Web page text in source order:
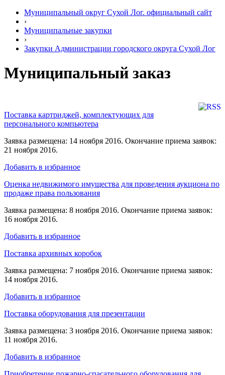
Муниципальный округ Сухой Лог. официальный сайт
›
Муниципальные закупки
›
Закупки Администрации городского округа Сухой Лог
Муниципальный заказ
Поставка картриджей, комплектующих для
персонального компьютера
Заявка размещена: 14 ноября 2016. Окончание приема заявок:
21 ноября 2016.
Добавить в избранное
Оценка недвижимого имущества для проведения аукциона по
продаже права пользования
Заявка размещена: 8 ноября 2016. Окончание приема заявок:
16 ноября 2016.
Добавить в избранное
Поставка архивных коробок
Заявка размещена: 7 ноября 2016. Окончание приема заявок:
14 ноября 2016.
Добавить в избранное
Поставка оборудования для презентации
Заявка размещена: 3 ноября 2016. Окончание приема заявок:
11 ноября 2016.
Добавить в избранное